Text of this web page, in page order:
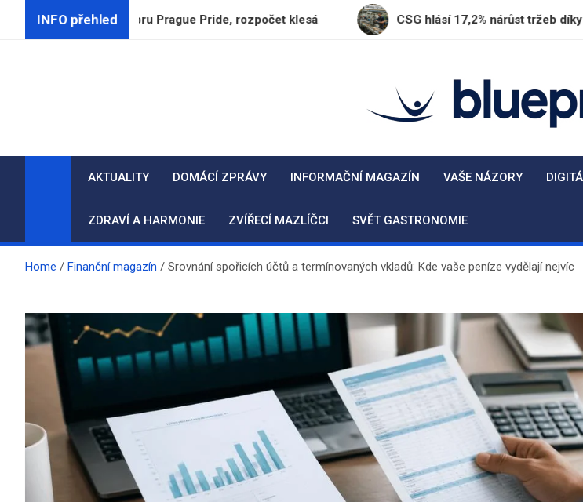
INFO přehled
podporu Prague Pride, rozpočet klesá CSG hlásí 17,2% nárůst tržeb díky výrobě
BluePress.cz
AKTUALITY DOMÁCÍ ZPRÁVY INFORMAČNÍ MAGAZÍN VAŠE NÁZORY
ZDRAVÍ A HARMONIE ZVÍŘECÍ MAZLÍČCI SVĚT GASTRONOMIE
Home Finanční magazín Srovnání spořicích účtů a termínovaných vkladů: Kde vaše peníze vydělají nejvíc